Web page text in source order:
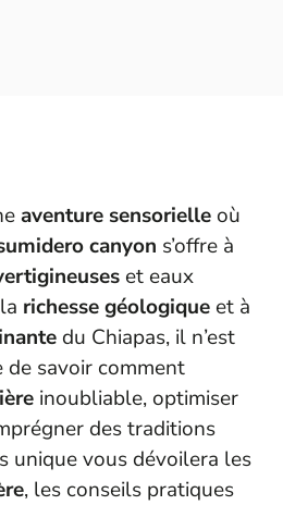
aventure sensorielle où
canyon s’offre à
et eaux
richesse géologique et à
du Chiapas, il n’est
savoir comment
inoubliable, optimiser
des traditions
unique vous dévoilera les
, les conseils pratiques